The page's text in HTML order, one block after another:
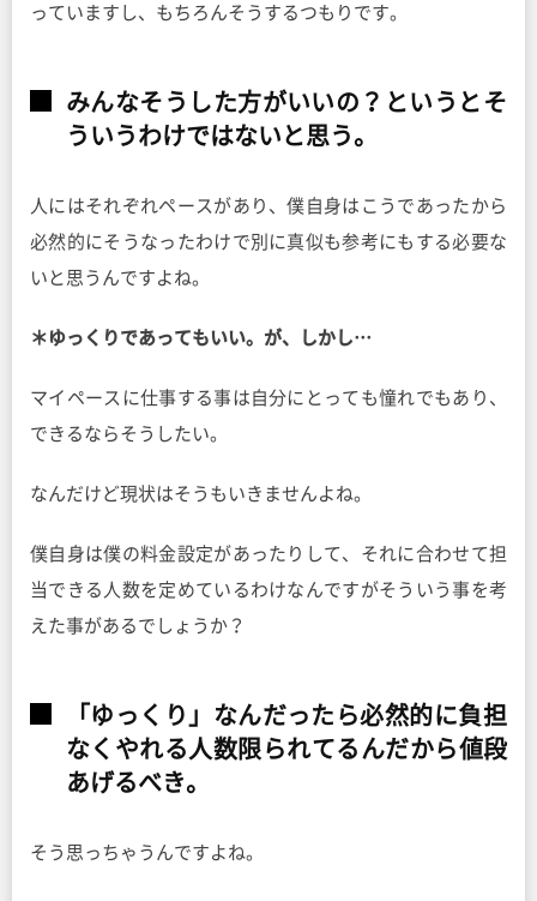
っていますし、もちろんそうするつもりです。
みんなそうした方がいいの？というとそ
ういうわけではないと思う。
人にはそれぞれペースがあり、僕自身はこうであったから
必然的にそうなったわけで別に真似も参考にもする必要な
いと思うんですよね。
＊ゆっくりであってもいい。が、しかし…
マイペースに仕事する事は自分にとっても憧れでもあり、
できるならそうしたい。
なんだけど現状はそうもいきませんよね。
僕自身は僕の料金設定があったりして、それに合わせて担
当できる人数を定めているわけなんですがそういう事を考
えた事があるでしょうか？
「ゆっくり」なんだったら必然的に負担
なくやれる人数限られてるんだから値段
あげるべき。
そう思っちゃうんですよね。